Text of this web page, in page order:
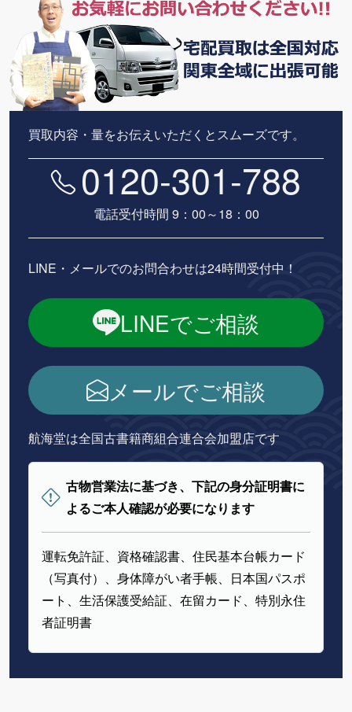
買取内容・量をお伝えいただくとスムーズです。
0120-301-788
電話受付時間 9：00～18：00
LINE・メールでのお問合わせは24時間受付中！
LINEでご相談
メールでご相談
航海堂は全国古書籍商組合連合会加盟店です
古物営業法に基づき、下記の身分証明書に
よるご本人確認が必要になります
運転免許証、資格確認書、住民基本台帳カード
（写真付）、身体障がい者手帳、日本国パスポ
ート、生活保護受給証、在留カード、特別永住
者証明書